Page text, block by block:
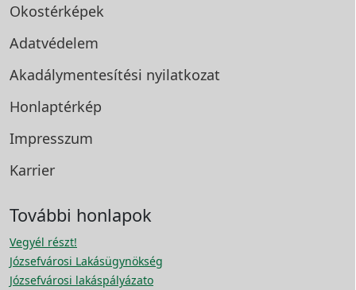
Okostérképek
Adatvédelem
Akadálymentesítési nyilatkozat
Honlaptérkép
Impresszum
Karrier
További honlapok
Vegyél részt!
Józsefvárosi Lakásügynökség
Józsefvárosi lakáspályázato